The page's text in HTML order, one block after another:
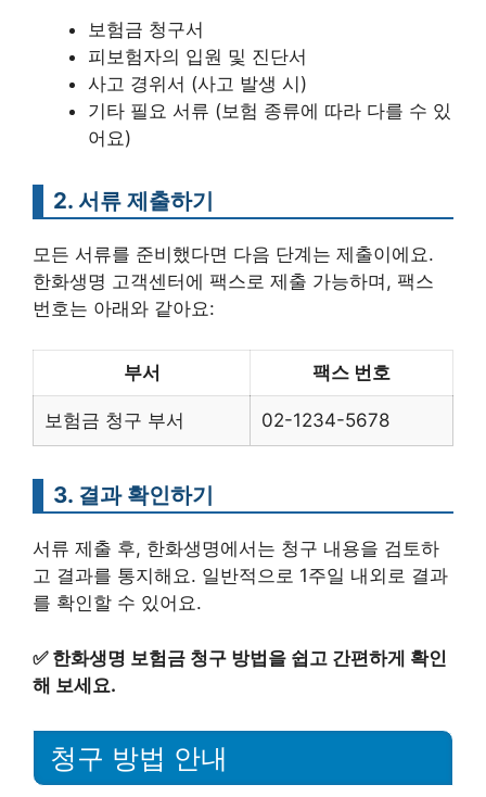
보험금 청구서
피보험자의 입원 및 진단서
사고 경위서 (사고 발생 시)
기타 필요 서류 (보험 종류에 따라 다를 수 있
어요)
2. 서류 제출하기
모든 서류를 준비했다면 다음 단계는 제출이에요.
한화생명 고객센터에 팩스로 제출 가능하며, 팩스
번호는 아래와 같아요:
부서 팩스 번호
보험금 청구 부서 02-1234-5678
3. 결과 확인하기
서류 제출 후, 한화생명에서는 청구 내용을 검토하
고 결과를 통지해요. 일반적으로 1주일 내외로 결과
를 확인할 수 있어요.
✅ 한화생명 보험금 청구 방법을 쉽고 간편하게 확인
해 보세요.
청구 방법 안내